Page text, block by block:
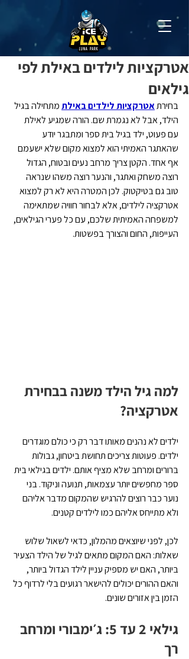
אטרקציות לילדים באילת לפי
גילאים
בחירת אטרקציות לילדים באילת מתחילה בגיל
הילד, אבל לא נגמרת שם. הורה שמגיע לאילת
עם פעוט, ילד בגיל בית ספר ומתבגר יודע
שהאתגר האמיתי הוא למצוא מקום שלא ישעמם
אף אחד. הקטן צריך מרחב נעים ובטוח, הגדול
רוצה משחק ואתגר, והנער רוצה משהו שנראה
טוב גם בטיקטוק. לכן המטרה היא לא רק למצוא
אטרקציה לילדים, אלא לבחור חוויה שמתאימה
למשפחה האמיתית שלכם, עם כל פערי הגילאים,
העייפות, החום והצורך בפשטות.
למה גיל הילד משנה בבחירת
אטרקציה?
ילדים לא נהנים מאותו דבר רק כי כולם מוגדרים
ילדים. פעוטות צריכים תחושת ביטחון, גבולות
ברורים ומרחב שלא מציף אותם. ילדים בגילאי בית
ספר מחפשים יותר עצמאות, תנועה וניקוד. בני
נוער כבר רוצים להרגיש שהמקום מדבר אליהם
ולא מתייחס אליהם כמו לילדים קטנים.
לכן, לפני שיוצאים מהמלון, כדאי לשאול שלוש
שאלות: האם המקום מתאים לגיל של הילד הצעיר
ביותר, האם יש מספיק עניין לילד הגדול ביותר,
והאם ההורים יכולים להישאר רגועים בלי לרדוף כל
הזמן בין אזורים שונים.
גילאי 2 עד 5: ג׳ימבורי ומרחב
רך